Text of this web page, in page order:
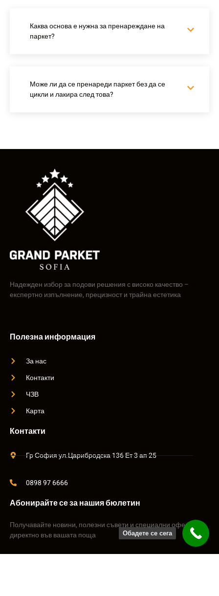
Каква основа е нужна за пренареждане на
паркет?
Може ли да се пренареди паркет без да се
цикли и лакира след това?
Надежден избор за подови решения с високо качество –
експертно изпълнение, прецизност и трайна естетика
Полезна информация
За нас
Контакти
ЧЗВ
Карта
Контакти
Гр София ул.Царибродска 136 Ет 3 ап 25
0898 97 6666
Абонирайте се за нашия бюлетин
Получавайте новини, полезни съвети и специални оферти
директно във вашата поща
Обадете се сега